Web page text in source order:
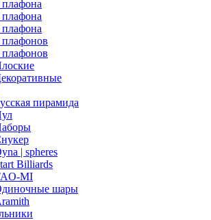
плафона
плафона
плафона
плафонов
плафонов
пирамида
| spheres
Billiards
MI
шары